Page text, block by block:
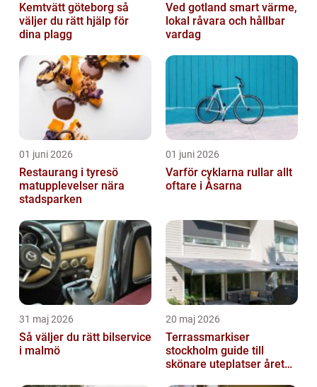
Kemtvätt göteborg så
väljer du rätt hjälp för
dina plagg
Ved gotland smart värme,
lokal råvara och hållbar
vardag
01 juni 2026
Restaurang i tyresö
matupplevelser nära
stadsparken
01 juni 2026
Varför cyklarna rullar allt
oftare i Åsarna
31 maj 2026
Så väljer du rätt bilservice
i malmö
20 maj 2026
Terrassmarkiser
stockholm guide till
skönare uteplatser året